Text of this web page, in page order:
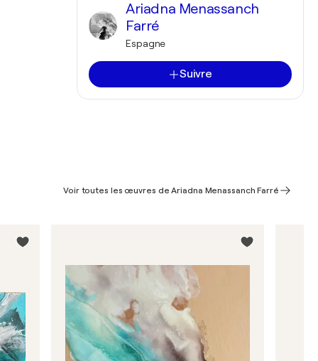
Ariadna Menassanch
Farré
Espagne
Suivre
Voir toutes les œuvres de Ariadna Menassanch Farré